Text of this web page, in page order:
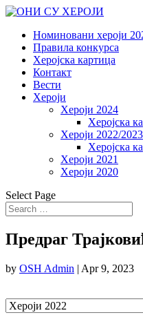
Номиновани хероји
Правила конкурса
Херојска картица
Контакт
Вести
Хероји
Хероји 2024
Херојска
Хероји 2022/2023
Херојска
Хероји 2021
Хероји 2020
Select Page
Предраг
by OSH Admin | Apr 9, 2023